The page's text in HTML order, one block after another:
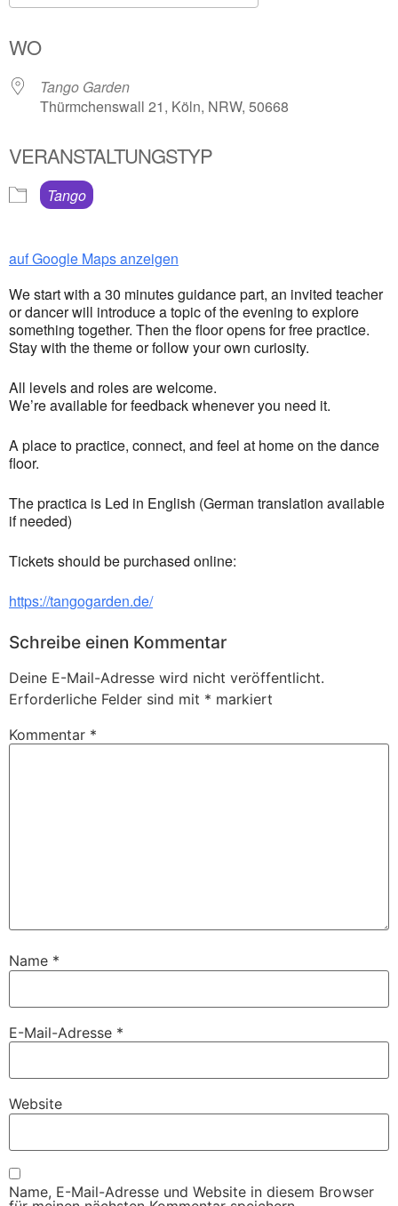
WO
Tango Garden
Thürmchenswall 21, Köln, NRW, 50668
VERANSTALTUNGSTYP
Tango
auf Google Maps anzeigen
We start with a 30 minutes guidance part, an invited teacher
or dancer will introduce a topic of the evening to explore
something together. Then the floor opens for free practice.
Stay with the theme or follow your own curiosity.
All levels and roles are welcome.
We’re available for feedback whenever you need it.
A place to practice, connect, and feel at home on the dance
floor.
The practica is Led in English (German translation available
if needed)
Tickets should be purchased online:
https://tangogarden.de/
Schreibe einen Kommentar
Deine E-Mail-Adresse wird nicht veröffentlicht.
Erforderliche Felder sind mit * markiert
Kommentar *
Name *
E-Mail-Adresse *
Website
Name, E-Mail-Adresse und Website in diesem Browser